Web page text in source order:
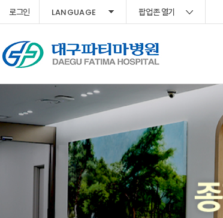
로그인 LANGUAGE 팝업존 열기